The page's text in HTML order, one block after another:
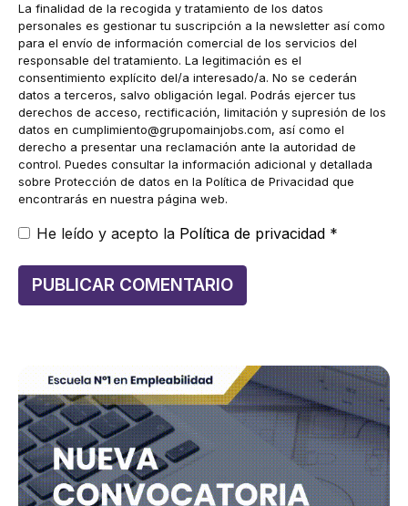
La finalidad de la recogida y tratamiento de los datos
personales es gestionar tu suscripción a la newsletter así como
para el envío de información comercial de los servicios del
responsable del tratamiento. La legitimación es el
consentimiento explícito del/a interesado/a. No se cederán
datos a terceros, salvo obligación legal. Podrás ejercer tus
derechos de acceso, rectificación, limitación y supresión de los
datos en cumplimiento@grupomainjobs.com, así como el
derecho a presentar una reclamación ante la autoridad de
control. Puedes consultar la información adicional y detallada
sobre Protección de datos en la Política de Privacidad que
encontrarás en nuestra página web.
He leído y acepto la Política de privacidad *